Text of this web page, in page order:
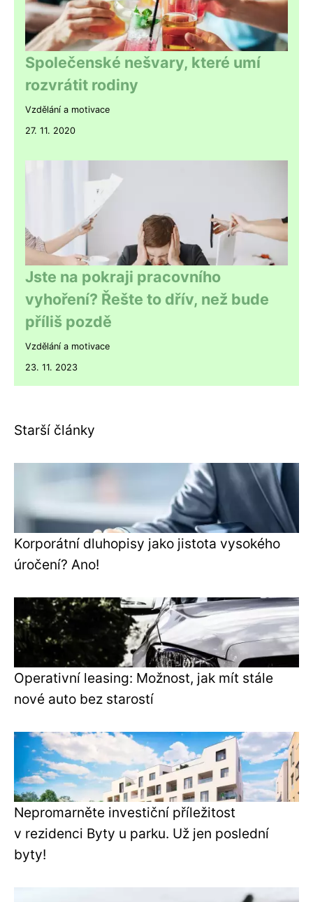
Společenské nešvary, které umí
rozvrátit rodiny
Vzdělání a motivace
27. 11. 2020
Jste na pokraji pracovního
vyhoření? Řešte to dřív, než bude
příliš pozdě
Vzdělání a motivace
23. 11. 2023
Starší články
Korporátní dluhopisy jako jistota vysokého
úročení? Ano!
Operativní leasing: Možnost, jak mít stále
nové auto bez starostí
Nepromarněte investiční příležitost
v rezidenci Byty u parku. Už jen poslední
byty!